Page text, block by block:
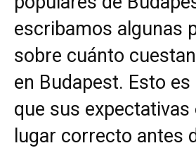
escribamos algunas
sobre cuánto
en Budapest. Esto es
que sus expectativas
lugar correcto antes